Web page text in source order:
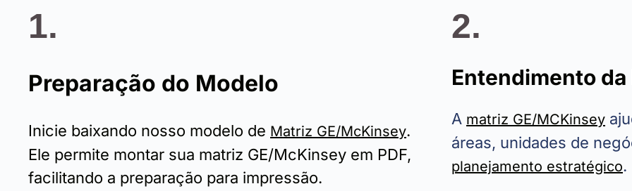
1.
Preparação do Modelo
Inicie baixando nosso modelo de Matriz GE/McKinsey.
Ele permite montar sua matriz GE/McKinsey em PDF,
facilitando a preparação para impressão.
2.
Entendimento
A matriz GE/MCKinsey
áreas, unidades de
planejamento estratégico.